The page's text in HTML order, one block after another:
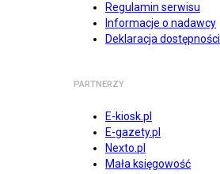
Regulamin serwisu
Informacje o nadawcy
Deklaracja dostępności
PARTNERZY
E-kiosk.pl
E-gazety.pl
Nexto.pl
Mała księgowość